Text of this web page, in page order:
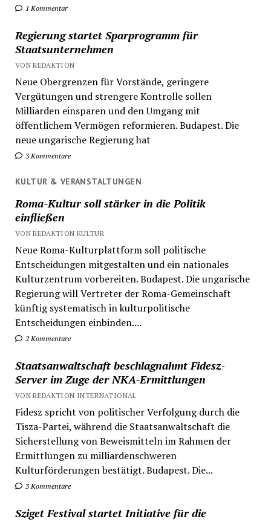
1 Kommentar
Regierung startet Sparprogramm für
Staatsunternehmen
VON REDAKTION
Neue Obergrenzen für Vorstände, geringere
Vergütungen und strengere Kontrolle sollen
Milliarden einsparen und den Umgang mit
öffentlichem Vermögen reformieren. Budapest. Die
neue ungarische Regierung hat
3 Kommentare
KULTUR & VERANSTALTUNGEN
Roma-Kultur soll stärker in die Politik
einfließen
VON REDAKTION KULTUR
Neue Roma-Kulturplattform soll politische
Entscheidungen mitgestalten und ein nationales
Kulturzentrum vorbereiten. Budapest. Die ungarische
Regierung will Vertreter der Roma-Gemeinschaft
künftig systematisch in kulturpolitische
Entscheidungen einbinden....
2 Kommentare
Staatsanwaltschaft beschlagnahmt Fidesz-
Server im Zuge der NKA-Ermittlungen
VON REDAKTION INTERNATIONAL
Fidesz spricht von politischer Verfolgung durch die
Tisza-Partei, während die Staatsanwaltschaft die
Sicherstellung von Beweismitteln im Rahmen der
Ermittlungen zu milliardenschweren
Kulturförderungen bestätigt. Budapest. Die...
3 Kommentare
Sziget Festival startet Initiative für die